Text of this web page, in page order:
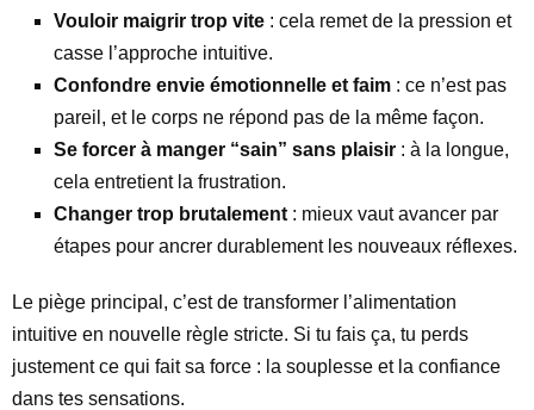
Vouloir maigrir trop vite : cela remet de la pression et
casse l’approche intuitive.
Confondre envie émotionnelle et faim : ce n’est pas
pareil, et le corps ne répond pas de la même façon.
Se forcer à manger “sain” sans plaisir : à la longue,
cela entretient la frustration.
Changer trop brutalement : mieux vaut avancer par
étapes pour ancrer durablement les nouveaux réflexes.
Le piège principal, c’est de transformer l’alimentation
intuitive en nouvelle règle stricte. Si tu fais ça, tu perds
justement ce qui fait sa force : la souplesse et la confiance
dans tes sensations.